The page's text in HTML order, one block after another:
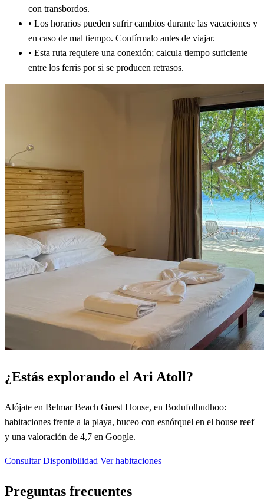
con transbordos.
• Los horarios pueden sufrir cambios durante las vacaciones y
en caso de mal tiempo. Confírmalo antes de viajar.
• Esta ruta requiere una conexión; calcula tiempo suficiente
entre los ferris por si se producen retrasos.
¿Estás explorando el Ari Atoll?
Alójate en Belmar Beach Guest House, en Bodufolhudhoo:
habitaciones frente a la playa, buceo con esnórquel en el house reef
y una valoración de 4,7 en Google.
Consultar Disponibilidad Ver habitaciones
Preguntas frecuentes